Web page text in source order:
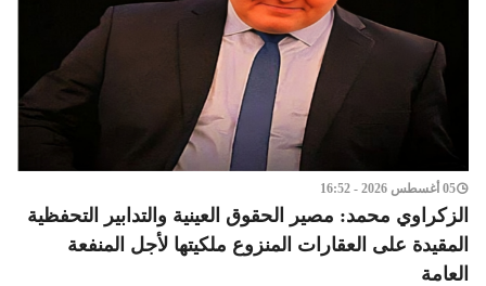
05 أغسطس 2026 - 16:52
الزكراوي محمد: مصير الحقوق العينية والتدابير التحفظية
المقيدة على العقارات المنزوع ملكيتها لأجل المنفعة
العامة